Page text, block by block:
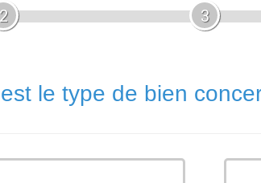
2 3
le type de bien